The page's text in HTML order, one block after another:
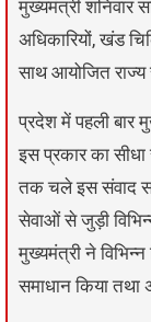
मुख्यमंत्री शनिवार
अधिकारियों, खंड
साथ आयोजित
प्रदेश में पहली बार
इस प्रकार का
तक चले इस संवाद
सेवाओं से जुड़ी
मुख्यमंत्री ने
समाधान किया तथा